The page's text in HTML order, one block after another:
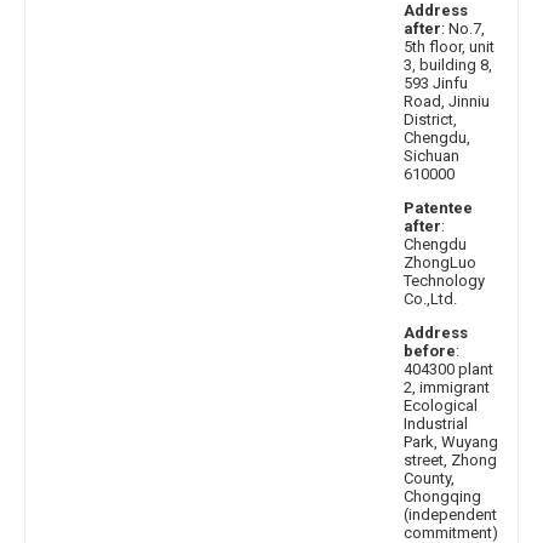
Address
after: No.7,
5th floor, unit
3, building 8,
593 Jinfu
Road, Jinniu
District,
Chengdu,
Sichuan
610000
Patentee
after:
Chengdu
ZhongLuo
Technology
Co.,Ltd.
Address
before:
404300 plant
2, immigrant
Ecological
Industrial
Park, Wuyang
street, Zhong
County,
Chongqing
(independent
commitment)